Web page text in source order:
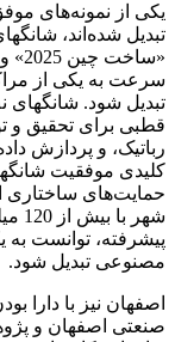
یکی از نمونه‌های
تبدیل شده‌اند،
سرعت به یکی از
تبدیل شود. شانگهای
قطبی برای تحقیق و
رباتیک، و پردازش
کلیدی موفقیت
پیشرفته، توانست
مصنوعی تبدیل شود.
اصفهان نیز با دارا
صنعتی اصفهان و